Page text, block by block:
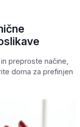
preproste načine,
doma za prefinjen